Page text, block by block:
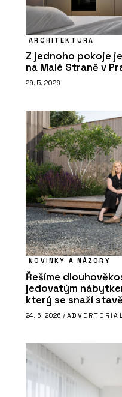
ARCHITEKTURA
Z jednoho pokoje
na Malé Straně v
29. 5. 2026
NOVINKY A NÁZORY
Řešíme
jedovatým
který se snaží
24. 6. 2026 /